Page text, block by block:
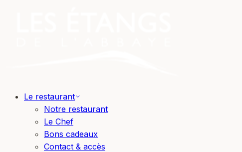
Le restaurant
Notre restaurant
Le Chef
Bons cadeaux
Contact & accès